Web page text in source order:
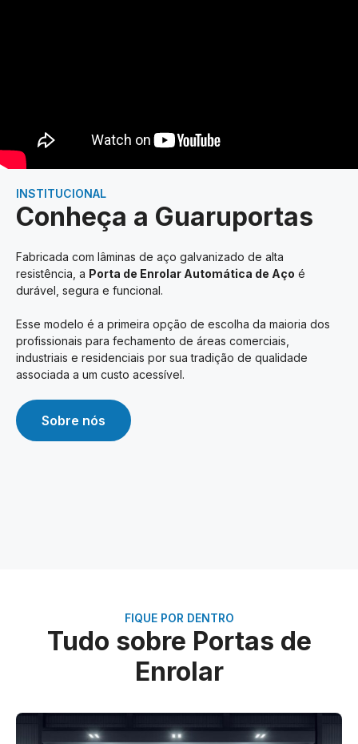
INSTITUCIONAL
Conheça a Guaruportas
Fabricada com lâminas de aço galvanizado de alta
resistência, a Porta de Enrolar Automática de Aço é
durável, segura e funcional.
Esse modelo é a primeira opção de escolha da maioria dos
profissionais para fechamento de áreas comerciais,
industriais e residenciais por sua tradição de qualidade
associada a um custo acessível.
Sobre nós
FIQUE POR DENTRO
Tudo sobre Portas de
Enrolar